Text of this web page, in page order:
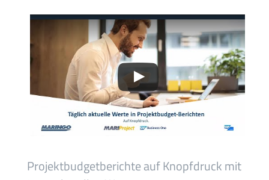
Projektbudgetberichte auf Knopfdruck mit